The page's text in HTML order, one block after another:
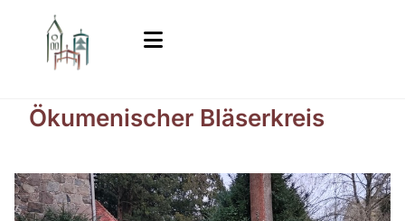
Ökumenischer Bläserkreis